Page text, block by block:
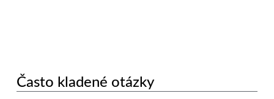
Často kladené otázky